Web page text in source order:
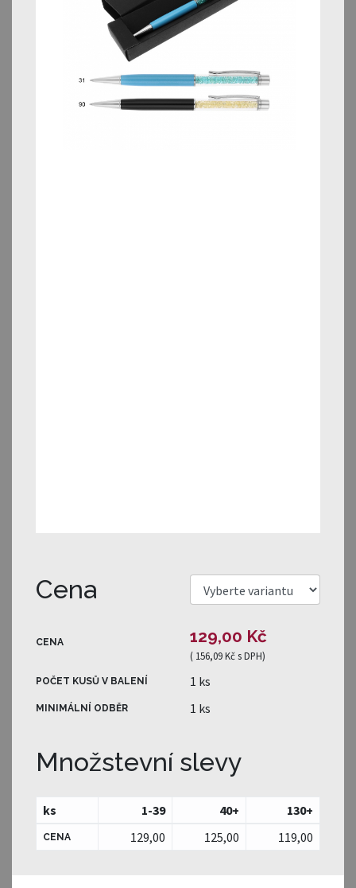
Cena
CENA 129,00 Kč
( 156,09 Kčs DPH)
POČET KUSŮ V BALENÍ 1 ks
MINIMÁLNÍ ODBĚR 1 ks
Množstevní slevy
ks 1-39 40+ 130+
CENA 129,00 125,00 119,00